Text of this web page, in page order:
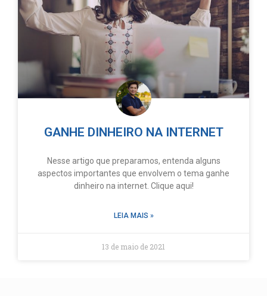
GANHE DINHEIRO NA INTERNET
Nesse artigo que preparamos, entenda alguns
aspectos importantes que envolvem o tema ganhe
dinheiro na internet. Clique aqui!
LEIA MAIS »
13 de maio de 2021